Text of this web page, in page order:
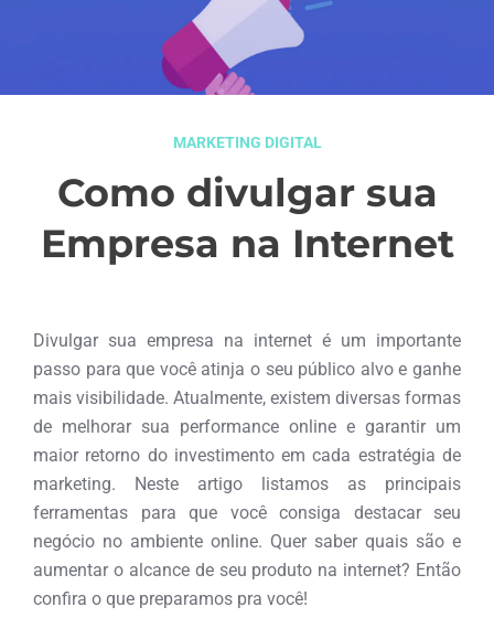
MARKETING DIGITAL
Como divulgar sua
Empresa na Internet
Divulgar sua empresa na internet é um importante
passo para que você atinja o seu público alvo e ganhe
mais visibilidade. Atualmente, existem diversas formas
de melhorar sua performance online e garantir um
maior retorno do investimento em cada estratégia de
marketing. Neste artigo listamos as principais
ferramentas para que você consiga destacar seu
negócio no ambiente online. Quer saber quais são e
aumentar o alcance de seu produto na internet? Então
confira o que preparamos pra você!